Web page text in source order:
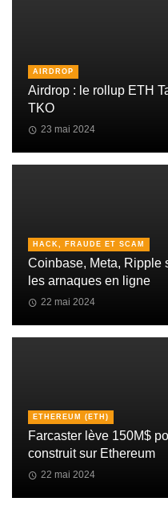
AIRDROP
Airdrop : le rollup ETH
TKO
23 mai 2024
HACK, FRAUDE ET SCAM
Coinbase, Meta, Ripple
les arnaques en ligne
22 mai 2024
ETHEREUM (ETH)
Farcaster lève 150M$
construit sur Ethereum
22 mai 2024